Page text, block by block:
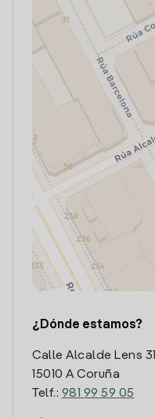
¿Dónde estamos?
Calle Alcalde Lens 31
15010 A Coruña
Telf.: 981 99 59 05